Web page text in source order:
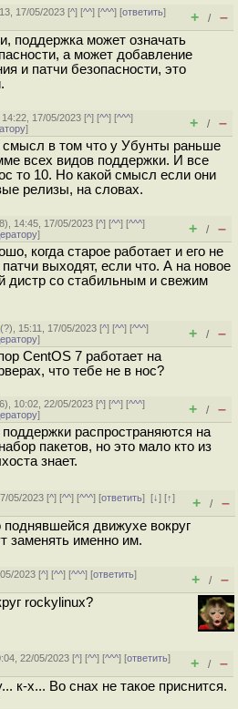
17/05/2023 [^] [^^] [^^^] [ответить]
+ / –
поддержка может означать
а может добавление
и патчи безопасности, это
14:22, 17/05/2023 [^] [^^] [^^^]
] + / –
в том что у Убунты раньше
всех видов поддержки. И все
то 10. Но какой смысл если они
релизы, на словах.
), 14:45, 17/05/2023 [^] [^^] [^^^]
] + / –
когда старое работает и его не
патчи выходят, если что. А на новое
дистр со стабильным и свежим
?), 15:11, 17/05/2023 [^] [^^] [^^^]
] + / –
CentOS 7 работает на
что тебе не в нос?
), 10:02, 22/05/2023 [^] [^^] [^^^]
] + / –
распространяются на
пакетов, но это мало кто из
знает.
05/2023 [^] [^^] [^^^] [ответить][↓] [↑]
+ / –
движухе вокруг
заменять именно им.
2023 [^] [^^] [^^^] [ответить]
+ / –
rockylinux?
22/05/2023 [^] [^^] [^^^] [ответить]
+ / –
к-х... Во снах не такое приснится.